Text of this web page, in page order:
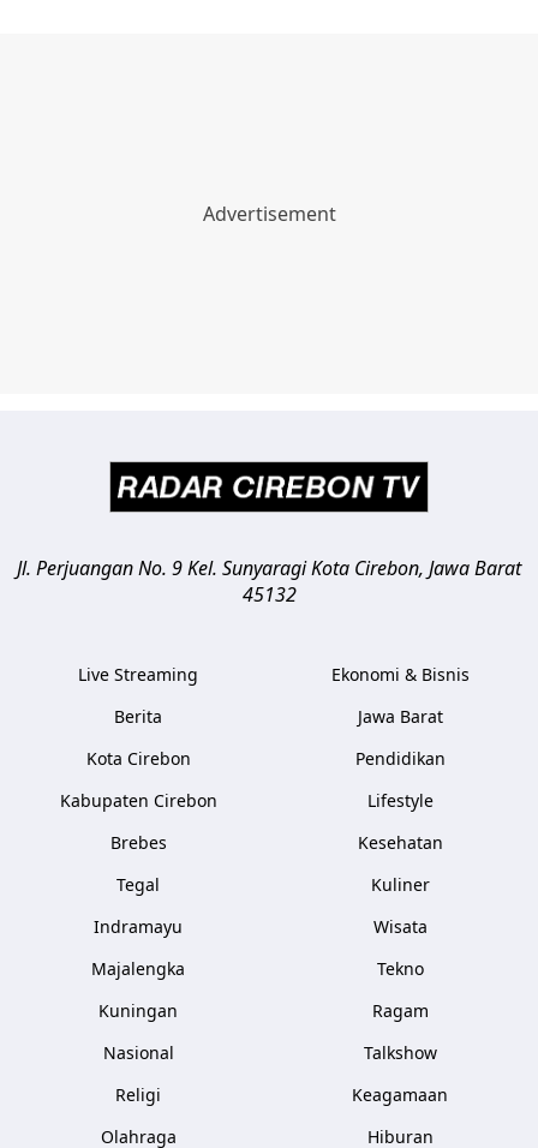
Jl. Perjuangan No. 9 Kel. SunyaragiKota Cirebon, Jawa Barat
45132
Live Streaming
Berita
Kota Cirebon
Kabupaten Cirebon
Brebes
Tegal
Indramayu
Majalengka
Kuningan
Nasional
Religi
Olahraga
Ekonomi & Bisnis
Jawa Barat
Pendidikan
Lifestyle
Kesehatan
Kuliner
Wisata
Tekno
Ragam
Talkshow
Keagamaan
Hiburan